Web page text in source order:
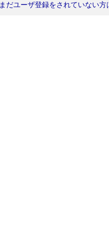
まだユーザ登録をされていない方